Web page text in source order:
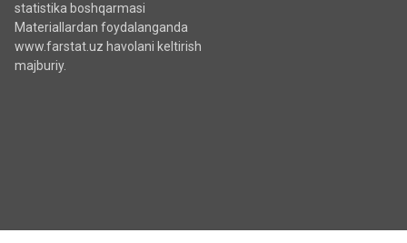
statistika boshqarmasi
Materiallardan foydalanganda
www.farstat.uz havolani keltirish
majburiy.